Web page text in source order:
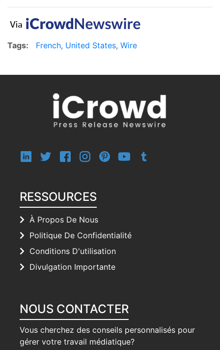
Tags: French, United States, Wire
RESSOURCES
À Propos De Nous
Politique De Confidentialité
Conditions D'utilisation
Divulgation Importante
NOUS CONTACTER
Vous cherchez des conseils personnalisés pour
gérer votre travail médiatique?